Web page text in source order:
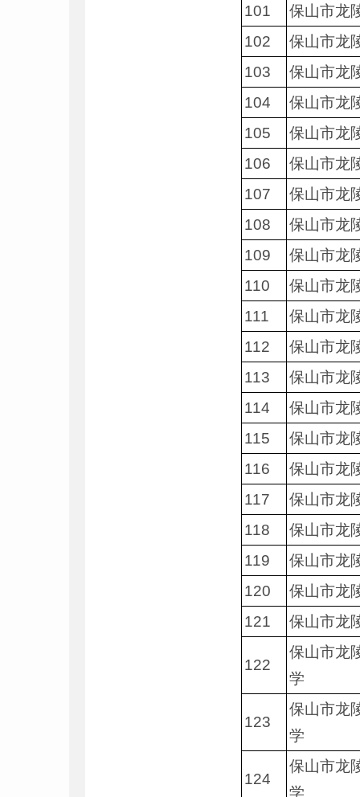
101
保山市龙
102
保山市龙
103
保山市龙
104
保山市龙
105
保山市龙
106
保山市龙
107
保山市龙
108
保山市龙
109
保山市龙
110
保山市龙
111
保山市龙
112
保山市龙
113
保山市龙
114
保山市龙
115
保山市龙
116
保山市龙
117
保山市龙
118
保山市龙
119
保山市龙
120
保山市龙
121
保山市龙
122
保山市龙
学
123
保山市龙
学
124
保山市龙
学